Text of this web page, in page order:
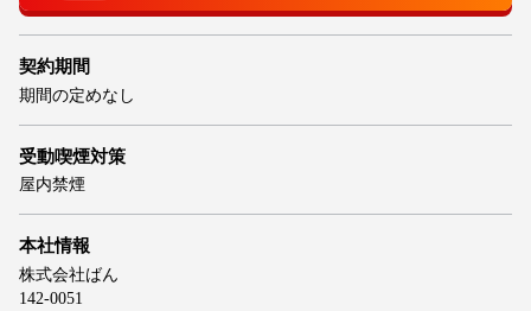
契約期間
期間の定めなし
受動喫煙対策
屋内禁煙
本社情報
株式会社ばん
142-0051